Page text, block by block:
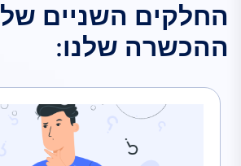
החלקים השניים של
ההכשרה שלנו: